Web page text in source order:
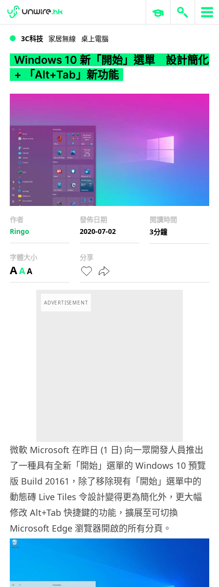
WWDC 2026 ERP 與商業 AI
3C科技 家居無線 桌上電腦
Windows 10 新「開始」選單 設計簡化
+ 「Alt+Tab」新功能
作者
Ringo
發佈日期
2020-07-02
閱讀時間
3分鐘
字體大小
AAA
分享
ADVERTISEMENT
微軟 Microsoft 在昨日 (1 日) 向一眾開發人員推出
了一種具有全新「開始」選單的 Windows 10 預覽
版 Build 20161，除了移除現有「開始」選單中的
動態磚 Live Tiles 令設計變得更為簡化外，更大幅
修改 Alt+Tab 快捷鍵的功能，擴展至可切換
Microsoft Edge 瀏覽器開啟的所有分頁。